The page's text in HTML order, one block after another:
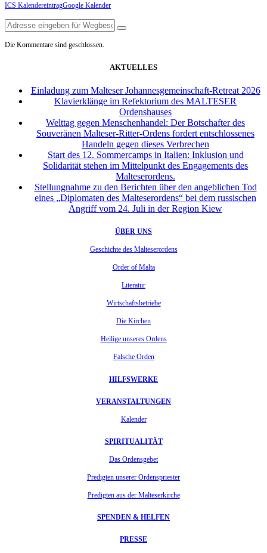
ICS KalendereintragGoogle Kalender
Die Kommentare sind geschlossen.
AKTUELLES
Einladung zum Malteser Johannesgemeinschaft-Retreat 2026
Klavierklänge im Refektorium des MALTESER
Ordenshauses
Welttag gegen Menschenhandel: Der Botschafter des
Souveränen Malteser-Ritter-Ordens fordert entschlossenes
Handeln gegen dieses Verbrechen
Start des 12. Sommercamps in Italien: Inklusion und
Solidarität stehen im Mittelpunkt des Engagements des
Malteserordens.
Stellungnahme zu den Berichten über den angeblichen Tod
eines „Diplomaten des Malteserordens“ bei dem russischen
Angriff vom 24. Juli in der Region Kiew
ÜBER UNS
Geschichte des Malteserordens
Order of Malta
Literatur
Wirtschaftsbetriebe
Die Kirchen
Heilige unseres Ordens
Falsche Orden
HILFSWERKE
VERANSTALTUNGEN
Kalender
SPIRITUALITÄT
Das Ordensgebet
Predigten unserer Ordenspriester
Predigten aus der Malteserkirche
SPENDEN & HELFEN
PRESSE